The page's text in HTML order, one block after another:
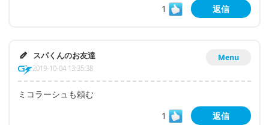
1
返信
Menu
スパくんのお友達
2019-10-04 13:35:38
ミコラーシュも頼む
1
返信